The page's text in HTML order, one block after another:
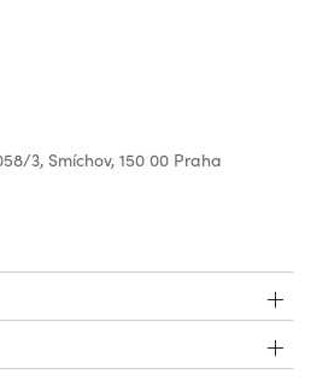
3, Smíchov, 150 00 Praha